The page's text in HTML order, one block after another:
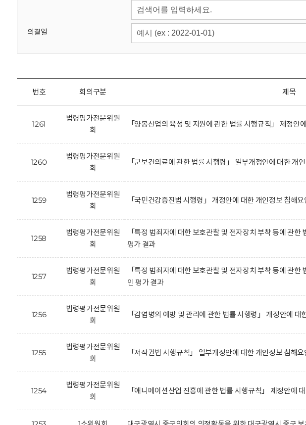
의결일
번호 회의구분 제목
1261
법령평가전문위원
회
「양봉산업의 육성 및 지원에 관한 법률 시행규칙」 제정안
1260
법령평가전문위원
회
「군보건의료에 관한 법률 시행령」 일부개정안에 대한 개
1259
법령평가전문위원
회
「국민건강증진법 시행령」 개정안에 대한 개인정보 침해
1258
법령평가전문위원
회
「특정 범죄자에 대한 보호관찰 및 전자장치 부착 등에 관
평가 결과
1257
법령평가전문위원
회
「특정 범죄자에 대한 보호관찰 및 전자장치 부착 등에 관
인 평가 결과
1256
법령평가전문위원
회
「감염병의 예방 및 관리에 관한 법률 시행령」 개정안에
1255
법령평가전문위원
회
「저작권법 시행규칙」 일부개정안에 대한 개인정보 침해
1254
법령평가전문위원
회
「애니메이션산업 진흥에 관한 법률 시행규칙」 제정안에